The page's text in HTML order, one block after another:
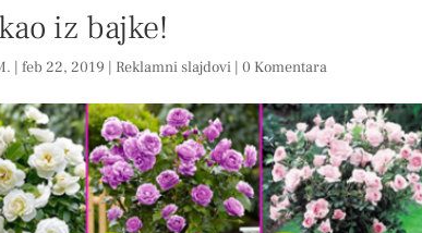
iz bajke!
|feb 22, 2019 | Reklamni slajdovi |0 Komentara